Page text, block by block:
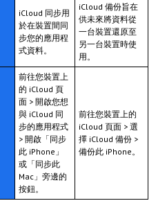
iCloud 同步用
於在裝置間同
步您的應用程
式資料。
iCloud 備份旨在
供未來將資料從
一台裝置還原至
另一台裝置時使
用。
前往您裝置上
的 iCloud 頁
面 > 開啟您想
與 iCloud 同
步的應用程式
> 開啟「同步
此 iPhone」
或「同步此
Mac」旁邊的
按鈕。
前往您裝置上的
iCloud 頁面 > 選
擇 iCloud 備份 >
備份此 iPhone。